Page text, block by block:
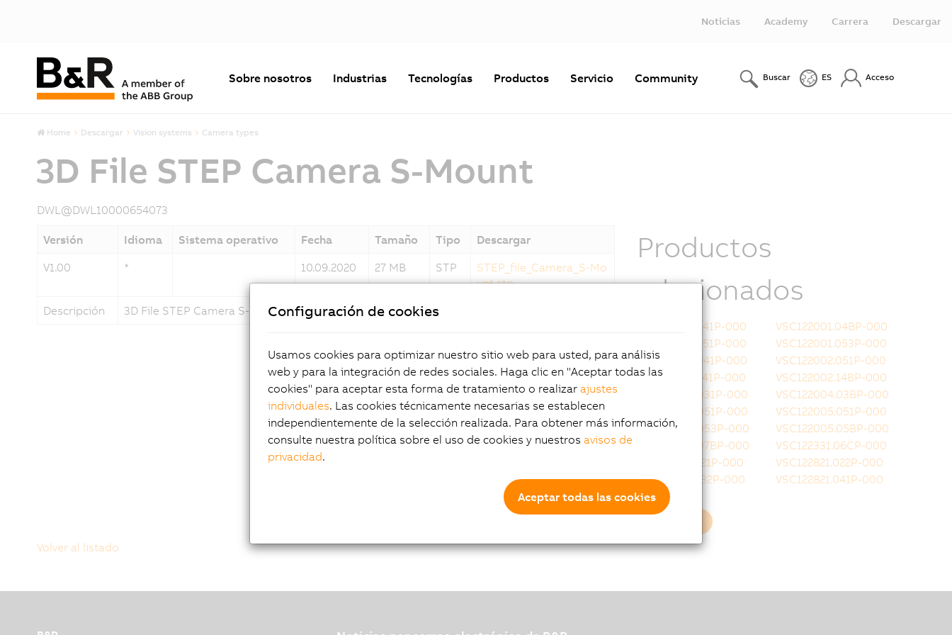
Noticias Academy Carrera Descargar
Sobre nosotros Industrias Tecnologías Productos Servicio Community Buscar ES Acceso
Home Descargar Vision systems Camera types
3D File STEP Camera S-Mount
DWL@DWL10000654073
Versión Idioma Sistema operativo Fecha Tamaño Tipo
Descargar
V1.00
* 10.09.2020 27 MB STP
STEP_file_Camera_S-Mo
unt.stp
Descripción
3D File STEP Camera S-Mount
Productos
relacionados
VSC122001.041P-000
VSC122001.04BP-000
VSC122001.051P-000
VSC122001.053P-000
VSC122002.041P-000
VSC122002.051P-000
VSC122002.141P-000
VSC122002.14BP-000
VSC122004.031P-000
VSC122004.03BP-000
VSC122004.051P-000
VSC122005.051P-000
VSC122005.053P-000
VSC122005.05BP-000
VSC122005.07BP-000
VSC122331.06CP-000
VSC122812.021P-000
VSC122821.022P-000
VSC122821.032P-000
VSC122821.041P-000
Volver al listado
Configuración de cookies
Usamos cookies para optimizar nuestro sitio web para usted, para análisis
web y para la integración de redes sociales. Haga clic en "Aceptar todas las
cookies" para aceptar esta forma de tratamiento o realizar ajustes
individuales. Las cookies técnicamente necesarias se establecen
independientemente de la selección realizada. Para obtener más información,
consulte nuestra política sobre el uso de cookies y nuestros avisos de
privacidad.
Aceptar todas las cookies